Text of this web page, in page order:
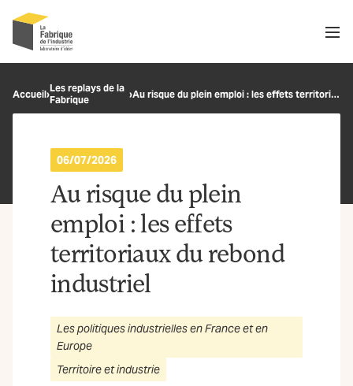
Recherche
Accueil›Les replays de la
Fabrique
› Au risque du plein emploi : les effets territoriaux du rebond industriel
06/07/2026
Au risque du plein
emploi : les effets
territoriaux du rebond
industriel
Les politiques industrielles en France et en
Europe
Territoire et industrie